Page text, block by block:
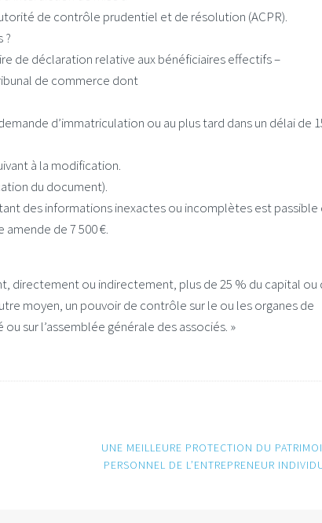
de contrôle prudentiel et de résolution (ACPR).
?
de déclaration relative aux bénéficiaires effectifs –
de commerce dont
d’immatriculation ou au plus tard dans un délai de
à la modification.
du document).
des informations inexactes ou incomplètes est passible
de 7 500 €.
directement ou indirectement, plus de 25 % du capital ou
moyen, un pouvoir de contrôle sur le ou les organes de
sur l’assemblée générale des associés. »
UNE MEILLEURE PROTECTION DU
PERSONNEL DE L’ENTREPRENEUR